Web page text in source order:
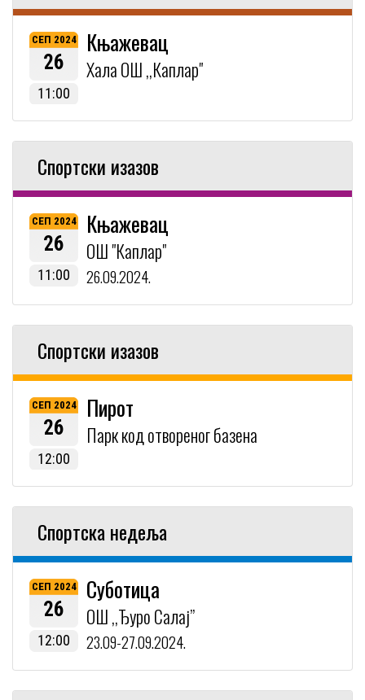
СЕП 2024
26
11:00
Књажевац
Хала ОШ ,,Каплар"
Спортски изазов
СЕП 2024
26
11:00
Књажевац
ОШ "Каплар"
26.09.2024.
Спортски изазов
СЕП 2024
26
12:00
Пирот
Парк код отвореног базена
Спортска недеља
СЕП 2024
26
12:00
Суботица
ОШ ,,Ђуро Салај”
23.09-27.09.2024.